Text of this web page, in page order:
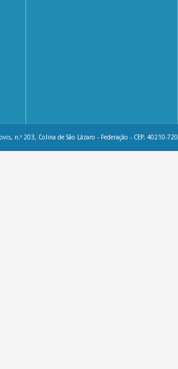
n.º 203, Colina de São Lázaro - Federação - CEP: 40210-720